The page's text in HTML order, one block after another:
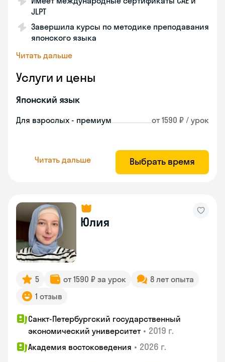
JLPT
Завершила курсы по методике преподавания
японского языка
Читать дальше
Услуги и цены
Японский язык
Для взрослых - премиум от 1590 ₽ / урок
Читать дальше Выбрать время
Юлия
5 от 1590 ₽ за урок
8 лет опыта
1 отзыв
Санкт-Петербургский государственный
экономический университет • 2019 г.
Академия востоковедения • 2026 г.